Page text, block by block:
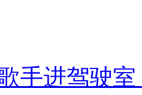
手进驾驶